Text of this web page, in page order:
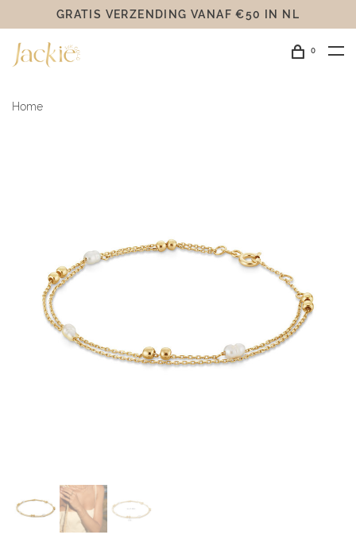
GRATIS VERZENDING VANAF €50 IN NL
0
Home